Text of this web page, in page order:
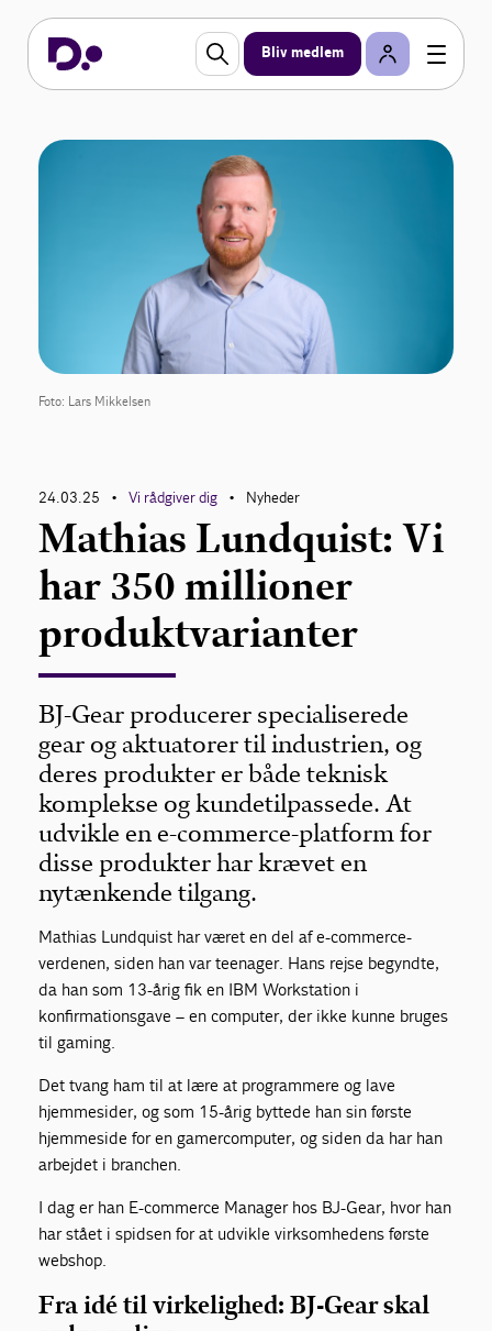
Bliv medlem
Foto: Lars Mikkelsen
24.03.25 • Vi rådgiver dig • Nyheder
Mathias Lundquist: Vi
har 350 millioner
produktvarianter
BJ-Gear producerer specialiserede
gear og aktuatorer til industrien, og
deres produkter er både teknisk
komplekse og kundetilpassede. At
udvikle en e-commerce-platform for
disse produkter har krævet en
nytænkende tilgang.
Mathias Lundquist har været en del af e-commerce-
verdenen, siden han var teenager. Hans rejse begyndte,
da han som 13-årig fik en IBM Workstation i
konfirmationsgave – en computer, der ikke kunne bruges
til gaming.
Det tvang ham til at lære at programmere og lave
hjemmesider, og som 15-årig byttede han sin første
hjemmeside for en gamercomputer, og siden da har han
arbejdet i branchen.
I dag er han E-commerce Manager hos BJ-Gear, hvor han
har stået i spidsen for at udvikle virksomhedens første
webshop.
Fra idé til virkelighed: BJ-Gear skal